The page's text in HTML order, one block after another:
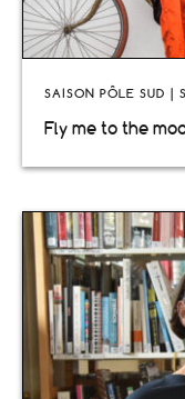
SAISON PÔLE SUD |
Fly me to the